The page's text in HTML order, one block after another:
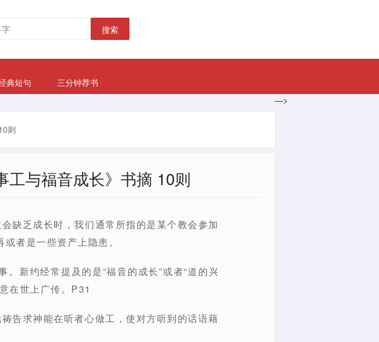
搜索
典短句
三分钟荐书
—>
则
工与福音成长》书摘 10则
缺乏成长时，我们通常所指的是某个教会参加
者是一些资产上隐患。
新约经常提及的是“福音的成长”或者“道的兴
在世上广传。P31
告求神能在听者心做工，使对方听到的话语藉